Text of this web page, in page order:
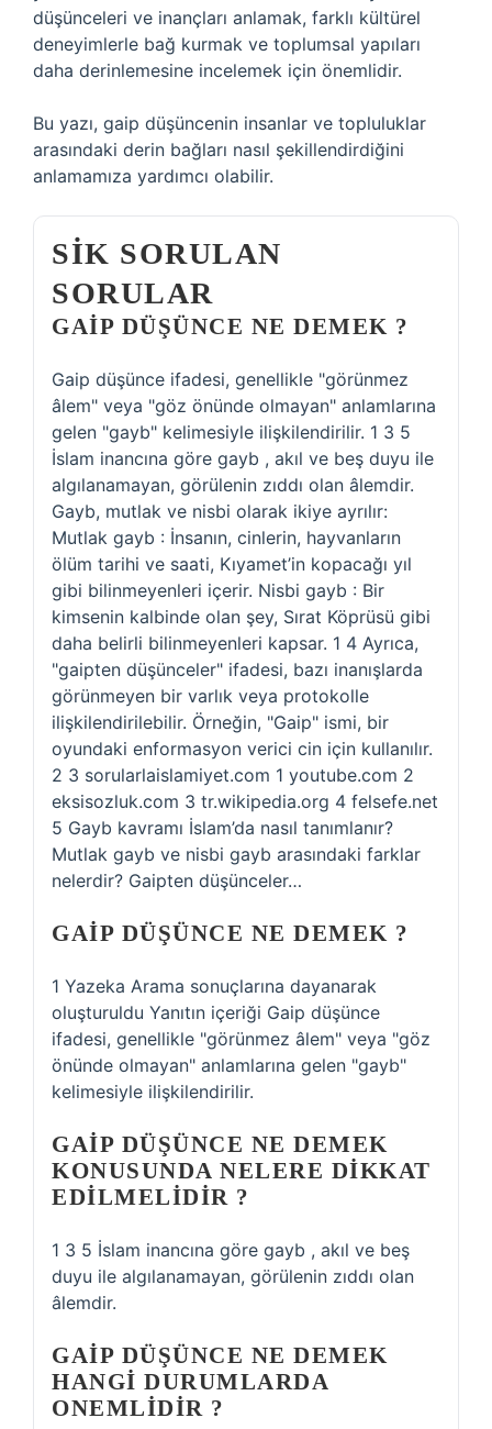
düşünceleri ve inançları anlamak, farklı kültürel
deneyimlerle bağ kurmak ve toplumsal yapıları
daha derinlemesine incelemek için önemlidir.
Bu yazı, gaip düşüncenin insanlar ve topluluklar
arasındaki derin bağları nasıl şekillendirdiğini
anlamamıza yardımcı olabilir.
SIK SORULAN
SORULAR
GAIP DÜŞÜNCE NE DEMEK ?
Gaip düşünce ifadesi, genellikle "görünmez
âlem" veya "göz önünde olmayan" anlamlarına
gelen "gayb" kelimesiyle ilişkilendirilir. 1 3 5
İslam inancına göre gayb , akıl ve beş duyu ile
algılanamayan, görülenin zıddı olan âlemdir.
Gayb, mutlak ve nisbi olarak ikiye ayrılır:
Mutlak gayb : İnsanın, cinlerin, hayvanların
ölüm tarihi ve saati, Kıyamet’in kopacağı yıl
gibi bilinmeyenleri içerir. Nisbi gayb : Bir
kimsenin kalbinde olan şey, Sırat Köprüsü gibi
daha belirli bilinmeyenleri kapsar. 1 4 Ayrıca,
"gaipten düşünceler" ifadesi, bazı inanışlarda
görünmeyen bir varlık veya protokolle
ilişkilendirilebilir. Örneğin, "Gaip" ismi, bir
oyundaki enformasyon verici cin için kullanılır.
2 3 sorularlaislamiyet.com 1 youtube.com 2
eksisozluk.com 3 tr.wikipedia.org 4 felsefe.net
5 Gayb kavramı İslam’da nasıl tanımlanır?
Mutlak gayb ve nisbi gayb arasındaki farklar
nelerdir? Gaipten düşünceler…
GAIP DÜŞÜNCE NE DEMEK ?
1 Yazeka Arama sonuçlarına dayanarak
oluşturuldu Yanıtın içeriği Gaip düşünce
ifadesi, genellikle "görünmez âlem" veya "göz
önünde olmayan" anlamlarına gelen "gayb"
kelimesiyle ilişkilendirilir.
GAIP DÜŞÜNCE NE DEMEK
KONUSUNDA NELERE DIKKAT
EDILMELIDIR ?
1 3 5 İslam inancına göre gayb , akıl ve beş
duyu ile algılanamayan, görülenin zıddı olan
âlemdir.
GAIP DÜŞÜNCE NE DEMEK
HANGI DURUMLARDA
ONEMLIDIR ?